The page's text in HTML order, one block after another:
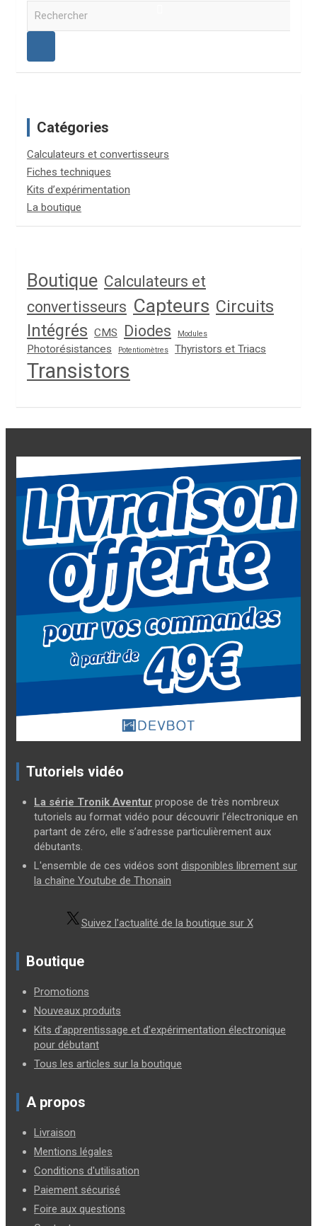
c
Catégories
Calculateurs et convertisseurs
Fiches techniques
Kits d’expérimentation
La boutique
Boutique Calculateurs et
convertisseurs Capteurs Circuits
Intégrés CMS Diodes Modules
Photorésistances Potentiomètres Thyristors et Triacs
Transistors
Tutoriels vidéo
La série Tronik Aventur propose de très nombreux
tutoriels au format vidéo pour découvrir l’électronique en
partant de zéro, elle s’adresse particulièrement aux
débutants.
L'ensemble de ces vidéos sont disponibles librement sur
la chaîne Youtube de Thonain
Suivez l'actualité de la boutique sur X
Boutique
Promotions
Nouveaux produits
Kits d’apprentissage et d’expérimentation électronique
pour débutant
Tous les articles sur la boutique
A propos
Livraison
Mentions légales
Conditions d'utilisation
Paiement sécurisé
Foire aux questions